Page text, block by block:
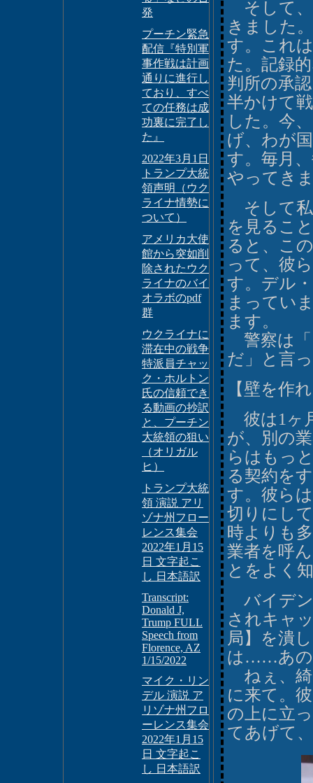
発
プーチン緊急
配信『特別軍
事作戦は計画
通りに進行し
ており、すべ
ての任務は成
功裏に完了し
た』
2022年3月1日
トランプ大統
領声明（ウク
ライナ情勢に
ついて）
アメリカ大使
館から突如削
除されたウク
ライナのバイ
オラボのpdf
群
ウクライナに
滞在中の戦争
特派員チャッ
ク・ホルトン
氏の信頼でき
る動画の抄訳
と、プーチン
大統領の狙い
（オリガル
ヒ）
トランプ大統
領 演説 アリ
ゾナ州フロー
レンス集会
2022年1月15
日 文字起こ
し 日本語訳
Transcript:
Donald J,
Trump FULL
Speech from
Florence, AZ
1/15/2022
マイク・リン
デル 演説 ア
リゾナ州フロ
ーレンス集会
2022年1月15
日 文字起こ
し 日本語訳
そして、
きました
す。これ
た。記録
判所の承
半かけて
した。今
げ、わが
す。毎月
やってき
そして私
を見るこ
ると、こ
って、彼
す。デル
まってい
ます。
警察は
だ」と言
【壁を
彼は1ヶ
が、別の
らはもっ
る契約を
す。彼ら
切りにし
時よりも
業者を呼
とをよく
バイデン
されキャ
局】を潰
は……あの
ねぇ、綺
に来て。
の上に立
てあげて